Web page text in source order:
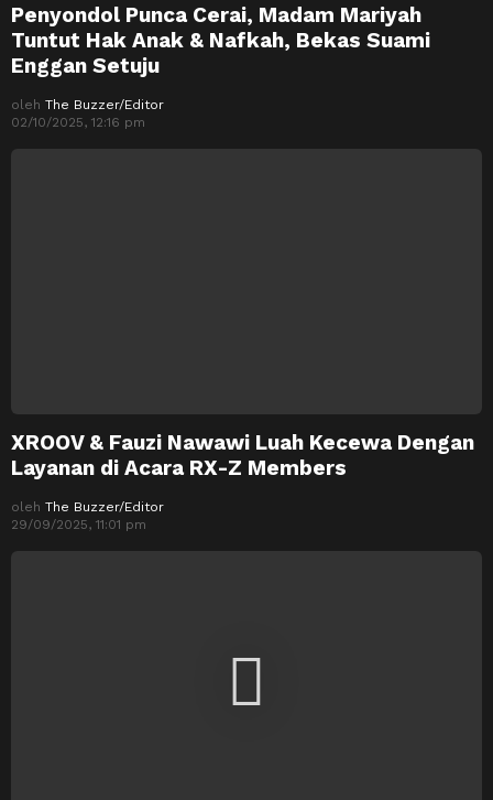
Penyondol Punca Cerai, Madam Mariyah
Tuntut Hak Anak & Nafkah, Bekas Suami
Enggan Setuju
oleh The Buzzer/Editor
02/10/2025, 12:16 pm
XROOV & Fauzi Nawawi Luah Kecewa Dengan
Layanan di Acara RX-Z Members
oleh The Buzzer/Editor
29/09/2025, 11:01 pm